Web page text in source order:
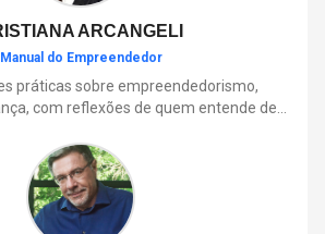
ARCANGELI
Manual do Empreendedor
práticas sobre empreendedorismo,
com reflexões de quem entende de